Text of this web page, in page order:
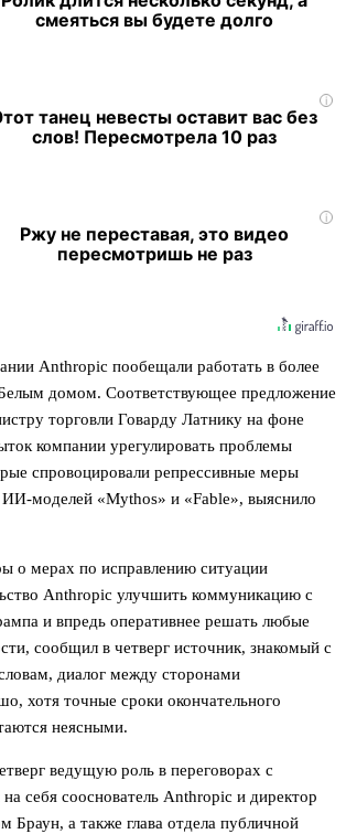
смеяться вы будете долго
i
танец невесты оставит вас без
слов! Пересмотрела 10 раз
i
Ржу не переставая, это видео
пересмотришь не раз
Anthropic пообещали работать в более
домом. Соответствующее предложение
торговли Говарду Латнику на фоне
компании урегулировать проблемы
спровоцировали репрессивные меры
моделей «Mythos» и «Fable», выяснило
о мерах по исправлению ситуации
Anthropic улучшить коммуникацию с
и впредь оперативнее решать любые
сообщил в четверг источник, знакомый с
диалог между сторонами
хотя точные сроки окончательного
неясными.
ведущую роль в переговорах с
себя сооснователь Anthropic и директор
Браун, а также глава отдела публичной